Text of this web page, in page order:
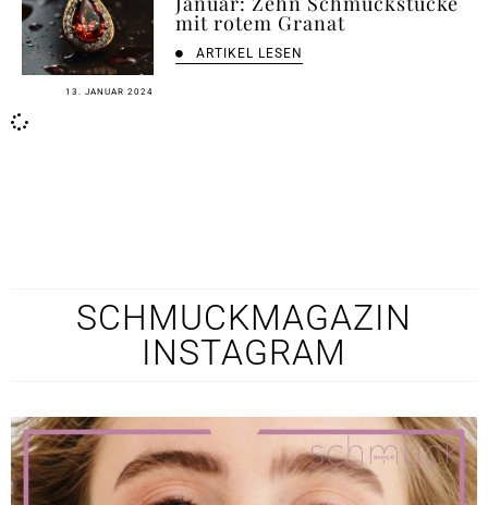
13. JANUAR 2024
mit rotem Granat
ARTIKEL LESEN
SCHMUCKMAGAZIN
INSTAGRAM